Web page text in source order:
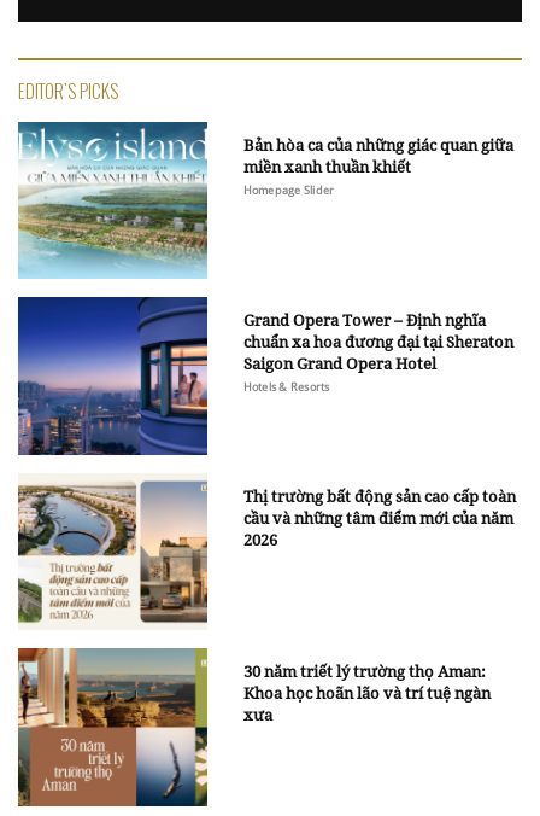
EDITOR'S PICKS
Bản hòa ca của những giác quan giữa
miền xanh thuần khiết
Homepage Slider
Grand Opera Tower – Định nghĩa
chuẩn xa hoa đương đại tại Sheraton
Saigon Grand Opera Hotel
Hotels & Resorts
Thị trường bất động sản cao cấp toàn
cầu và những tâm điểm mới của năm
2026
30 năm triết lý trường thọ Aman:
Khoa học hoãn lão và trí tuệ ngàn
xưa